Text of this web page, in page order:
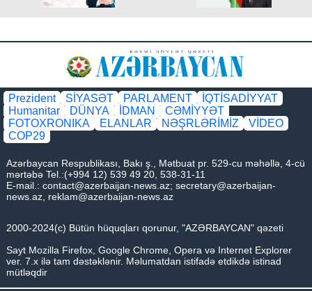
Prezident SİYASƏT PARLAMENT
İQTİSADİYYAT
Humanitar
DÜNYA İDMAN
CƏMİYYƏT
FOTOXRONIKA
ELANLAR NƏŞRLƏRİMİZ
VİDEO
COP29
Azərbaycan Respublikası, Bakı ş., Mətbuat pr. 529-cu məhəllə, 4-cü
mərtəbə Tel.:(+994 12) 539 49 20, 538-31-11
E-mail.: contact@azerbaijan-news.az; secretary@azerbaijan-
news.az reklam@azerbaijan-news.az
2000-2024(c) Bütün hüquqları qorunur, "AZƏRBAYCAN" qəzeti
Sayt Mozilla Firefox, Google Chrome, Opera və Internet Explorer
ver. 7.x ilə tam dəstəklənir. Məlumatdan istifadə etdikdə istinad
mütləqdir